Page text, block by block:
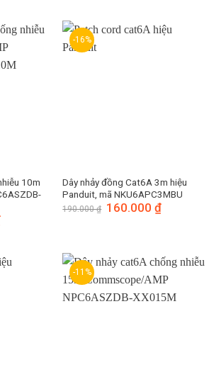
10m
548.000 ₫.
-16%
Dây nhảy đồng Cat6A 3m hiệu
Panduit, mã NKU6APC3MBU
190.000₫ Giá
gốc
160.000 ₫Giá
-11%